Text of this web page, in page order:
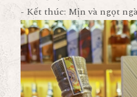
- Kết thúc: Mịn và ngọt